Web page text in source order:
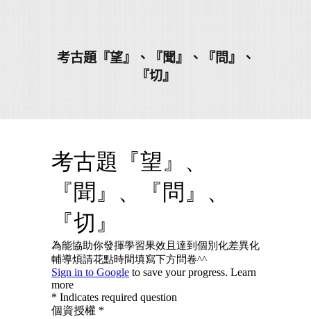
考古題『望』、『聞』、『問』、
『切』